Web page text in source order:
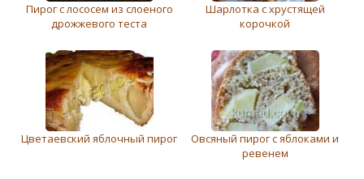
Пирог с лососем из слоеного
дрожжевого теста
Шарлотка с хрустящей
корочкой
Цветаевский яблочный пирог
Овсяный пирог с яблоками и
ревенем